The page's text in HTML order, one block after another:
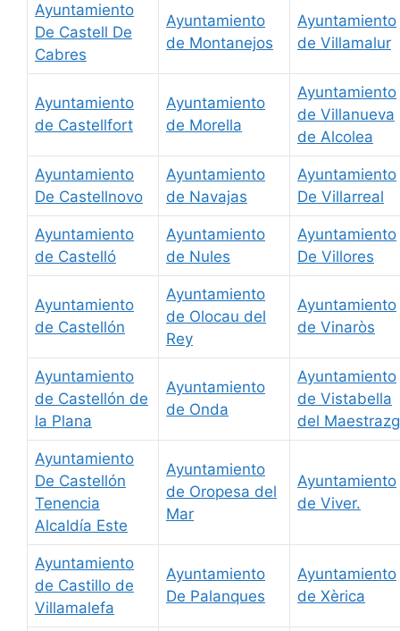
Ayuntamiento
De Castell De
Cabres
Ayuntamiento
de Montanejos
Ayuntamiento
de Villamalur
Ayuntamiento
de Castellfort
Ayuntamiento
de Morella
Ayuntamiento
de Villanueva
de Alcolea
Ayuntamiento
De Castellnovo
Ayuntamiento
de Navajas
Ayuntamiento
De Villarreal
Ayuntamiento
de Castelló
Ayuntamiento
de Nules
Ayuntamiento
De Villores
Ayuntamiento
de Castellón
Ayuntamiento
de Olocau del
Rey
Ayuntamiento
de Vinaròs
Ayuntamiento
de Castellón de
la Plana
Ayuntamiento
de Onda
Ayuntamiento
de Vistabella
del
Ayuntamiento
De Castellón
Tenencia
Alcaldía Este
Ayuntamiento
de Oropesa del
Mar
Ayuntamiento
de Viver.
Ayuntamiento
de Castillo de
Villamalefa
Ayuntamiento
De Palanques
Ayuntamiento
de Xèrica